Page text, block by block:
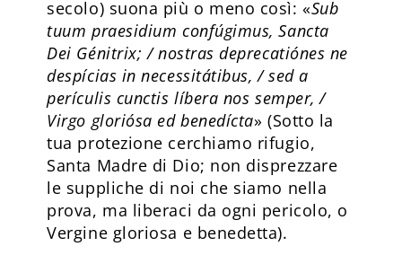
secolo) suona più o meno così: «Sub
tuum praesidium confúgimus, Sancta
Dei Génitrix; / nostras deprecatiónes ne
despícias in necessitátibus, / sed a
perículis cunctis líbera nos semper, /
Virgo gloriósa ed benedícta» (Sotto la
tua protezione cerchiamo rifugio,
Santa Madre di Dio; non disprezzare
le suppliche di noi che siamo nella
prova, ma liberaci da ogni pericolo, o
Vergine gloriosa e benedetta).